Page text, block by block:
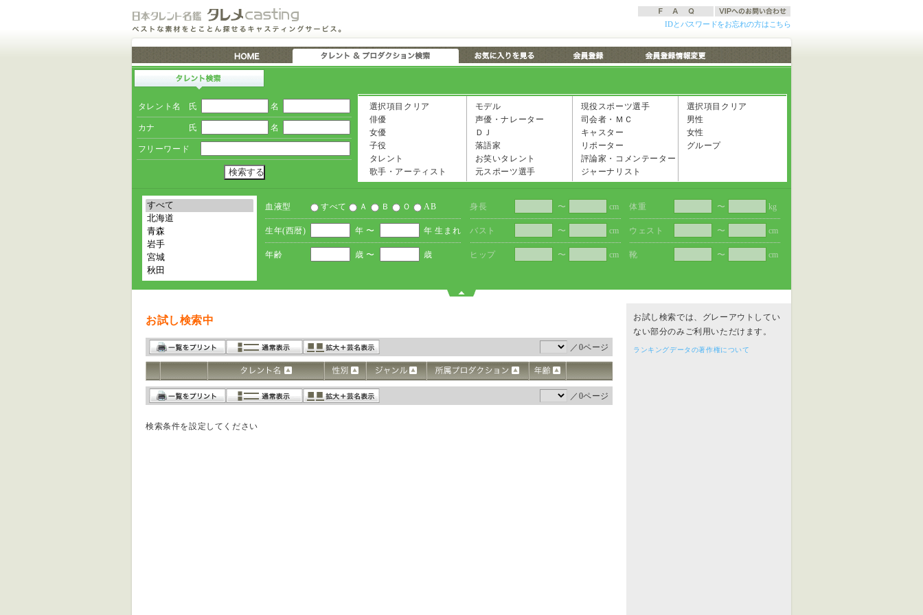
IDとパスワードをお忘れの方はこちら
タレント名 氏 名
カナ 氏 名
フリーワード
選択項目クリア
俳優
女優
子役
タレント
歌手・アーティスト
モデル
声優・ナレーター
ＤＪ
落語家
お笑いタレント
元スポーツ選手
現役スポーツ選手
司会者・ＭＣ
キャスター
リポーター
評論家・コメンテーター
ジャーナリスト
選択項目クリア
男性
女性
グループ
血液型 すべて Ａ Ｂ Ｏ AB
生年(西暦) 年 〜 年 生まれ
年齢 歳 〜 歳
身長 〜 cm
バスト 〜 cm
ヒップ 〜 cm
体重 〜 kg
ウェスト 〜 cm
靴 〜 cm
お試し検索中
／0ページ
／0ページ
検索条件を設定してください
お試し検索では、グレーアウトしてい
ない部分のみご利用いただけます。
ランキングデータの著作権について